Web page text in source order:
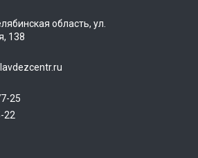
область, ул.
138
25
22